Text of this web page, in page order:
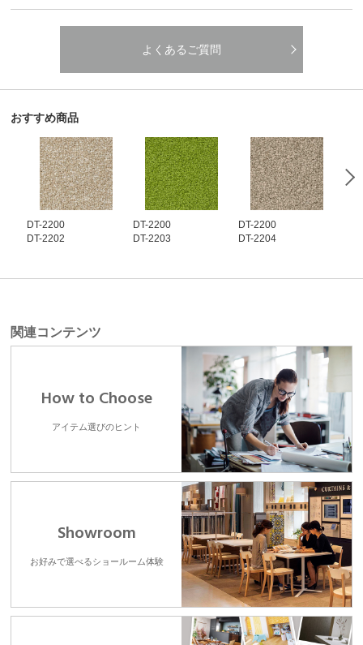
よくあるご質問
おすすめ商品
DT-2200
DT-2202
DT-2200
DT-2203
DT-2200
DT-2204
関連コンテンツ
How to Choose
アイテム選びのヒント
Showroom
お好みで選べるショールーム体験